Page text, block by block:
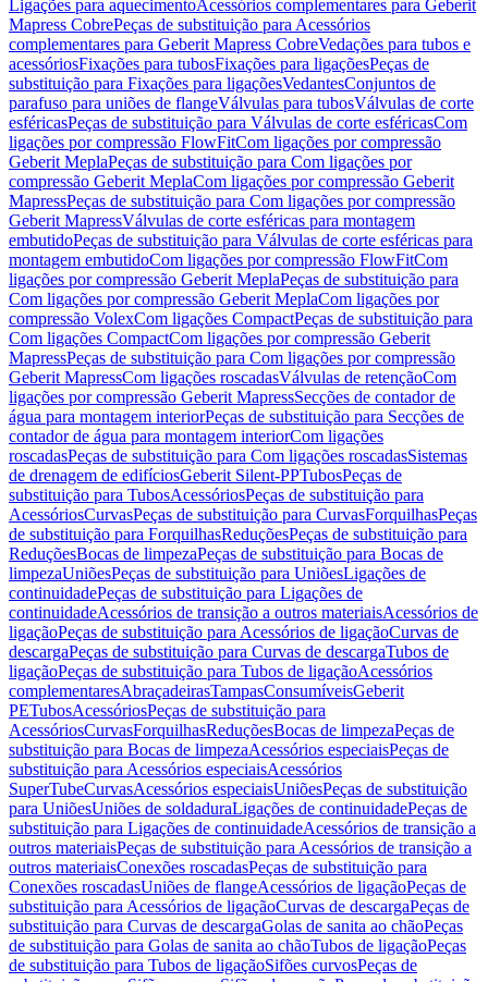
Ligações para aquecimentoAcessórios complementares para Geberit
Mapress CobrePeças de substituição para Acessórios
complementares para Geberit Mapress CobreVedações para tubos e
acessóriosFixações para tubosFixações para ligaçõesPeças de
substituição para Fixações para ligaçõesVedantesConjuntos de
parafuso para uniões de flangeVálvulas para tubosVálvulas de corte
esféricasPeças de substituição para Válvulas de corte esféricasCom
ligações por compressão FlowFitCom ligações por compressão
Geberit MeplaPeças de substituição para Com ligações por
compressão Geberit MeplaCom ligações por compressão Geberit
MapressPeças de substituição para Com ligações por compressão
Geberit MapressVálvulas de corte esféricas para montagem
embutidoPeças de substituição para Válvulas de corte esféricas para
montagem embutidoCom ligações por compressão FlowFitCom
ligações por compressão Geberit MeplaPeças de substituição para
Com ligações por compressão Geberit MeplaCom ligações por
compressão VolexCom ligações CompactPeças de substituição para
Com ligações CompactCom ligações por compressão Geberit
MapressPeças de substituição para Com ligações por compressão
Geberit MapressCom ligações roscadasVálvulas de retençãoCom
ligações por compressão Geberit MapressSecções de contador de
água para montagem interiorPeças de substituição para Secções de
contador de água para montagem interiorCom ligações
roscadasPeças de substituição para Com ligações roscadasSistemas
de drenagem de edifíciosGeberit Silent-PPTubosPeças de
substituição para TubosAcessóriosPeças de substituição para
AcessóriosCurvasPeças de substituição para CurvasForquilhasPeças
de substituição para ForquilhasReduçõesPeças de substituição para
ReduçõesBocas de limpezaPeças de substituição para Bocas de
limpezaUniõesPeças de substituição para UniõesLigações de
continuidadePeças de substituição para Ligações de
continuidadeAcessórios de transição a outros materiaisAcessórios de
ligaçãoPeças de substituição para Acessórios de ligaçãoCurvas de
descargaPeças de substituição para Curvas de descargaTubos de
ligaçãoPeças de substituição para Tubos de ligaçãoAcessórios
complementaresAbraçadeirasTampasConsumíveisGeberit
PETubosAcessóriosPeças de substituição para
AcessóriosCurvasForquilhasReduçõesBocas de limpezaPeças de
substituição para Bocas de limpezaAcessórios especiaisPeças de
substituição para Acessórios especiaisAcessórios
SuperTubeCurvasAcessórios especiaisUniõesPeças de substituição
para UniõesUniões de soldaduraLigações de continuidadePeças de
substituição para Ligações de continuidadeAcessórios de transição a
outros materiaisPeças de substituição para Acessórios de transição a
outros materiaisConexões roscadasPeças de substituição para
Conexões roscadasUniões de flangeAcessórios de ligaçãoPeças de
substituição para Acessórios de ligaçãoCurvas de descargaPeças de
substituição para Curvas de descargaGolas de sanita ao chãoPeças
de substituição para Golas de sanita ao chãoTubos de ligaçãoPeças
de substituição para Tubos de ligaçãoSifões curvosPeças de